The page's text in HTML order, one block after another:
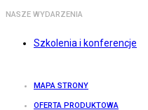
NASZE WYDARZENIA
Szkolenia i konferencje
MAPA STRONY
OFERTA PRODUKTOWA